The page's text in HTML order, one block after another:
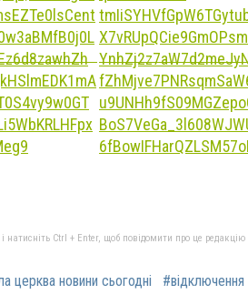
натисніть Ctrl + Enter, щоб повідомити про це редакцію
церква новини сьогодні #відключення